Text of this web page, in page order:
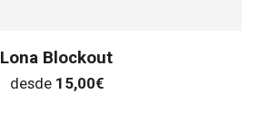
Lona Blockout
desde 15,00€